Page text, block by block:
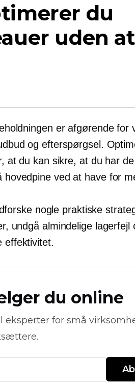
du
uden
er afgørende for
og efterspørgsel.
at du kan sikre, at du har
hovedpine ved at have for
nogle praktiske
undgå almindelige lagerfejl
effektivitet.
du online
eksperter for små